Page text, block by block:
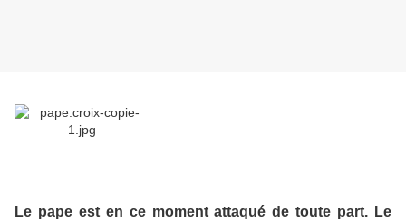
Le pape est en ce moment attaqué de toute part. Le